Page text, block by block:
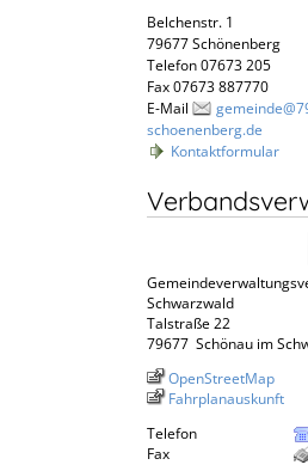
Belchenstr. 1
79677 Schönenberg
Telefon 07673 205
Fax 07673 887770
E-Mail
schoenenberg.de
Kontaktformular
Schwarzwald
Talstraße 22
79677 Schönau im
OpenStreetMap
Fahrplanauskunft
Telefon
Fax